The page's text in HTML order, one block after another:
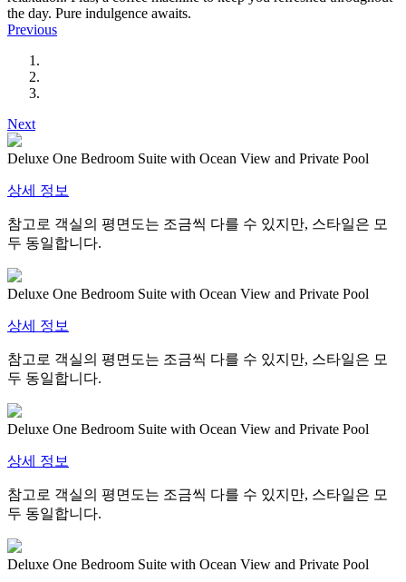
the day. Pure indulgence awaits.
Previous
Next
Deluxe One Bedroom Suite with Ocean View and Private Pool
상세 정보
참고로 객실의 평면도는 조금씩 다를 수 있지만, 스타일은 모
두 동일합니다.
Deluxe One Bedroom Suite with Ocean View and Private Pool
상세 정보
참고로 객실의 평면도는 조금씩 다를 수 있지만, 스타일은 모
두 동일합니다.
Deluxe One Bedroom Suite with Ocean View and Private Pool
상세 정보
참고로 객실의 평면도는 조금씩 다를 수 있지만, 스타일은 모
두 동일합니다.
Deluxe One Bedroom Suite with Ocean View and Private Pool